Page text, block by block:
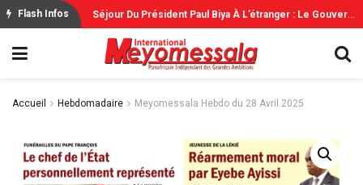
Accueil Hebdomadaire Meyomessala Hebdo du 28 Avril 2025
Flash Infos S
Éjour Du Président Paul Biya À L’étranger : Le Gouvernement Rassure